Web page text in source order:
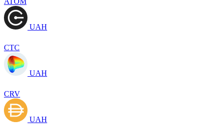
UAH
CTC
UAH
CRV
UAH